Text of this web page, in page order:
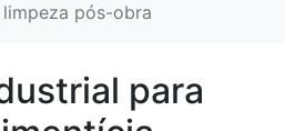
pós-obra
para